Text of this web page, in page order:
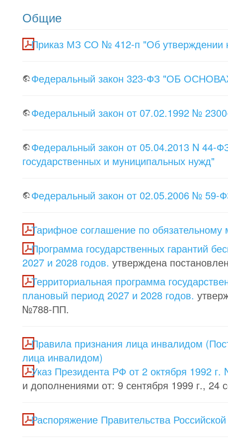
Общие
Приказ МЗ СО № 412-п "Об утверждении
Федеральный закон 323-ФЗ "ОБ
Федеральный закон от 07.02.1992 №
Федеральный закон от 05.04.2013 N 44-
государственных и муниципальных нужд"
Федеральный закон от 02.05.2006 № 59-
Тарифное соглашение по обязательному
Программа государственных гарантий
2027 и 2028 годов. утверждена
Территориальная программа
плановый период 2027 и 2028 годов.
№788-ПП.
Правила признания лица инвалидом
лица инвалидом)
Указ Президента РФ от 2 октября 1992
и дополнениями от: 9 сентября 1999 г., 24
Распоряжение Правительства